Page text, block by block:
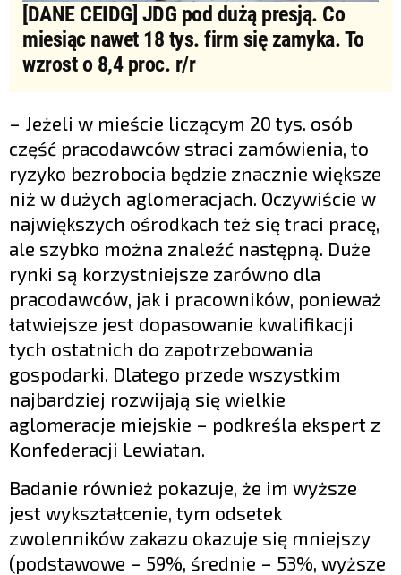
[DANE CEIDG] JDG pod dużą presją. Co
miesiąc nawet 18 tys. firm się zamyka. To
wzrost o 8,4 proc. r/r
– Jeżeli w mieście liczącym 20 tys. osób
część pracodawców straci zamówienia, to
ryzyko bezrobocia będzie znacznie większe
niż w dużych aglomeracjach. Oczywiście w
największych ośrodkach też się traci pracę,
ale szybko można znaleźć następną. Duże
rynki są korzystniejsze zarówno dla
pracodawców, jak i pracowników, ponieważ
łatwiejsze jest dopasowanie kwalifikacji
tych ostatnich do zapotrzebowania
gospodarki. Dlatego przede wszystkim
najbardziej rozwijają się wielkie
aglomeracje miejskie – podkreśla ekspert z
Konfederacji Lewiatan.
Badanie również pokazuje, że im wyższe
jest wykształcenie, tym odsetek
zwolenników zakazu okazuje się mniejszy
(podstawowe – 59%, średnie – 53%, wyższe